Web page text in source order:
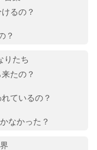
るの？
？
りたち
たの？
ているの？
なかった？